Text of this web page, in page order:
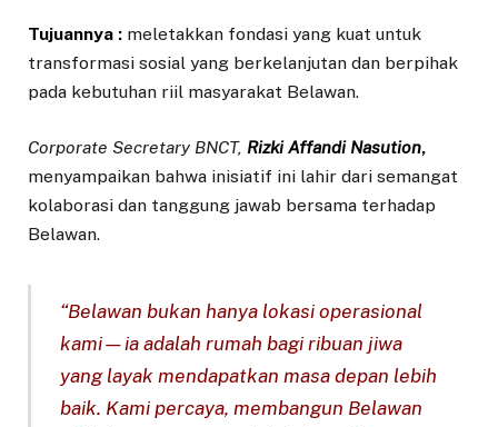
Tujuannya : meletakkan fondasi yang kuat untuk
transformasi sosial yang berkelanjutan dan berpihak
pada kebutuhan riil masyarakat Belawan.
Corporate Secretary BNCT, Rizki Affandi Nasution,
menyampaikan bahwa inisiatif ini lahir dari semangat
kolaborasi dan tanggung jawab bersama terhadap
Belawan.
“Belawan bukan hanya lokasi operasional
kami—ia adalah rumah bagi ribuan jiwa
yang layak mendapatkan masa depan lebih
baik. Kami percaya, membangun Belawan